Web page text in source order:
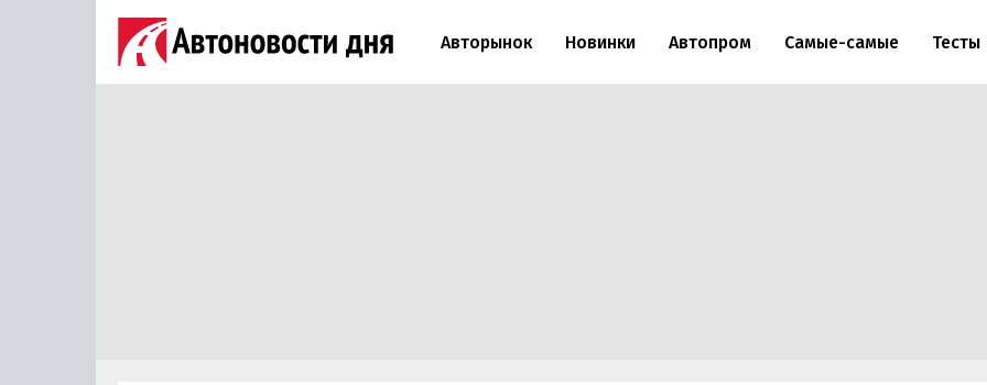
Авторынок Новинки Автопром Самые-самые Тесты